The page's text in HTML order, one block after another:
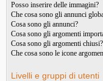
Posso inserire delle immagini?
Che cosa sono gli annunci
Cosa sono gli annunci?
Cosa sono gli argomenti
Cosa sono gli argomenti chiusi?
Che cosa sono le icone
Livelli e gruppi di utenti